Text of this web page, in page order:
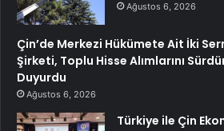
Ağustos 6, 2026
Çin’de Merkezi Hükümete Ait İki
Şirketi, Toplu Hisse Alımlarını
Duyurdu
Ağustos 6, 2026
Türkiye ile Çin